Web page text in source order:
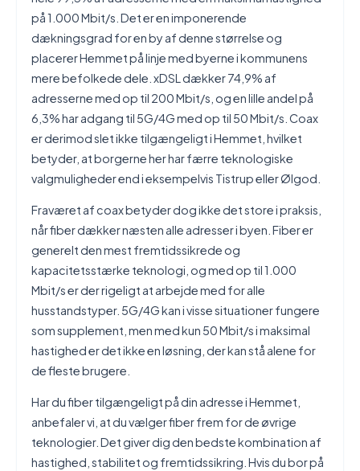
på 1.000 Mbit/s. Det er en imponerende
dækningsgrad for en by af denne størrelse og
placerer Hemmet på linje med byerne i kommunens
mere befolkede dele. xDSL dækker 74,9% af
adresserne med op til 200 Mbit/s, og en lille andel på
6,3% har adgang til 5G/4G med op til 50 Mbit/s. Coax
er derimod slet ikke tilgængeligt i Hemmet, hvilket
betyder, at borgerne her har færre teknologiske
valgmuligheder end i eksempelvis Tistrup eller Ølgod.
Fraværet af coax betyder dog ikke det store i praksis,
når fiber dækker næsten alle adresser i byen. Fiber er
generelt den mest fremtidssikrede og
kapacitetsstærke teknologi, og med op til 1.000
Mbit/s er der rigeligt at arbejde med for alle
husstandstyper. 5G/4G kan i visse situationer fungere
som supplement, men med kun 50 Mbit/s i maksimal
hastighed er det ikke en løsning, der kan stå alene for
de fleste brugere.
Har du fiber tilgængeligt på din adresse i Hemmet,
anbefaler vi, at du vælger fiber frem for de øvrige
teknologier. Det giver dig den bedste kombination af
hastighed, stabilitet og fremtidssikring. Hvis du bor på